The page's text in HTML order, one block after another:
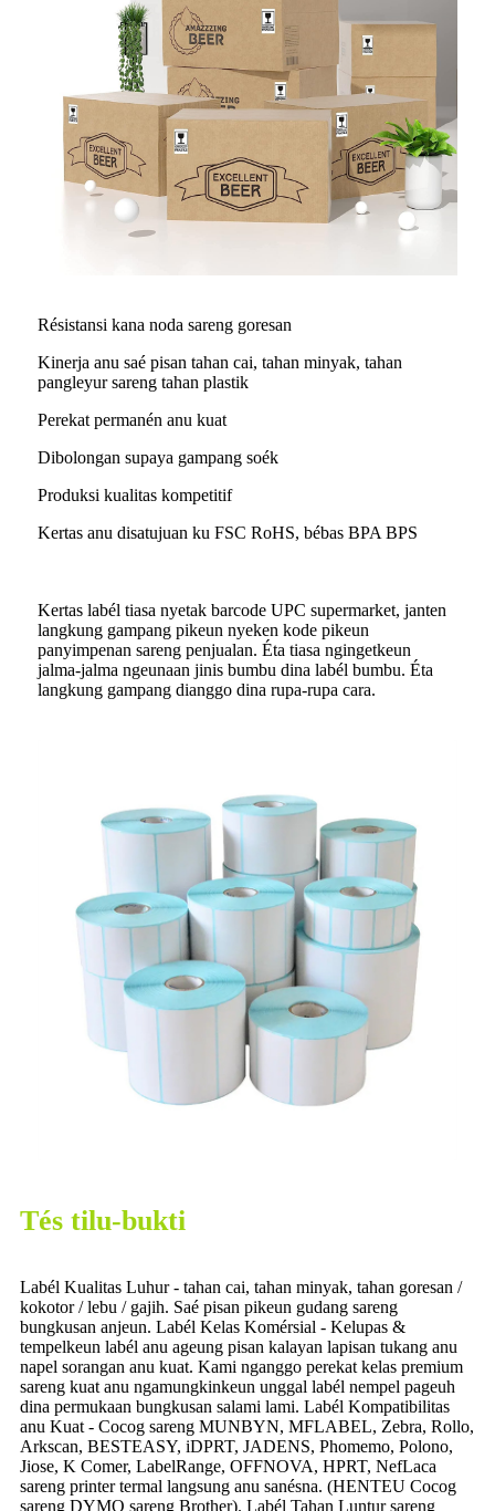
Résistansi kana noda sareng goresan
Kinerja anu saé pisan tahan cai, tahan minyak, tahan
pangleyur sareng tahan plastik
Perekat permanén anu kuat
Dibolongan supaya gampang soék
Produksi kualitas kompetitif
Kertas anu disatujuan ku FSC RoHS, bébas BPA BPS
Kertas labél tiasa nyetak barcode UPC supermarket, janten
langkung gampang pikeun nyeken kode pikeun
panyimpenan sareng penjualan. Éta tiasa ngingetkeun
jalma-jalma ngeunaan jinis bumbu dina labél bumbu. Éta
langkung gampang dianggo dina rupa-rupa cara.
Tés tilu-bukti
Labél Kualitas Luhur - tahan cai, tahan minyak, tahan goresan /
kokotor / lebu / gajih. Saé pisan pikeun gudang sareng
bungkusan anjeun. Labél Kelas Komérsial - Kelupas &
tempelkeun labél anu ageung pisan kalayan lapisan tukang anu
napel sorangan anu kuat. Kami nganggo perekat kelas premium
sareng kuat anu ngamungkinkeun unggal labél nempel pageuh
dina permukaan bungkusan salami lami. Labél Kompatibilitas
anu Kuat - Cocog sareng MUNBYN, MFLABEL, Zebra, Rollo,
Arkscan, BESTEASY, iDPRT, JADENS, Phomemo, Polono,
Jiose, K Comer, LabelRange, OFFNOVA, HPRT, NefLaca
sareng printer termal langsung anu sanésna. (HENTEU Cocog
sareng DYMO sareng Brother). Labél Tahan Luntur sareng